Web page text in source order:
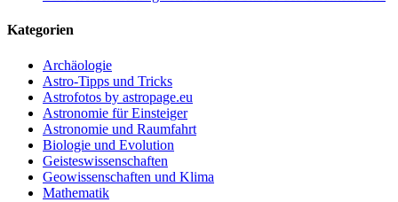
Kategorien
Archäologie
Astro-Tipps und Tricks
Astrofotos by astropage.eu
Astronomie für Einsteiger
Astronomie und Raumfahrt
Biologie und Evolution
Geisteswissenschaften
Geowissenschaften und Klima
Mathematik